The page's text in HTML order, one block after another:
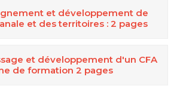
et développement de
et des territoires : 2 pages
et développement d'un CFA
de formation 2 pages